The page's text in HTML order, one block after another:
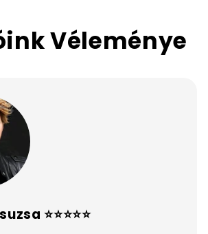
Véleménye
⭐⭐⭐⭐⭐